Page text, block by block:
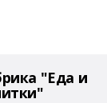
"Еда и